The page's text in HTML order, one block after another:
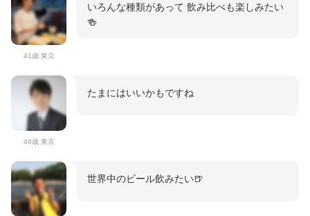
41歳 東京
いろんな種類があって 飲み比べも楽しみたい
🍻
49歳 東京
たまにはいいかもですね
世界中のビール飲みたい🍺